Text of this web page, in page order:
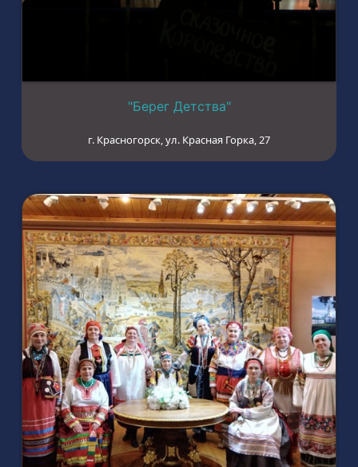
"Берег Детства"
г. Красногорск, ул. Красная Горка, 27